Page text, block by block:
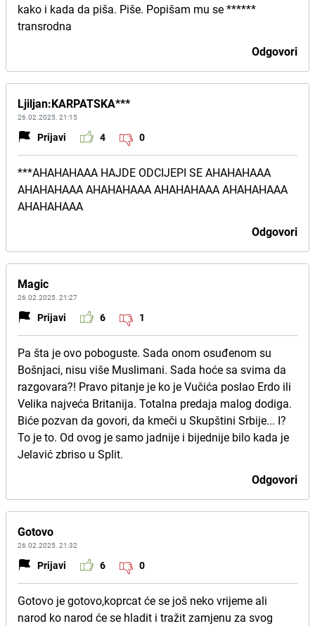
kako i kada da piša. Piše. Popišam mu se ******
transrodna
Odgovori
Ljiljan:KARPATSKA***
26.02.2025. 21:15
Prijavi 4 0
***AHAHAHAAA HAJDE ODCIJEPI SE AHAHAHAAA
AHAHAHAAA AHAHAHAAA AHAHAHAAA AHAHAHAAA
AHAHAHAAA
Odgovori
Magic
26.02.2025. 21:27
Prijavi 6 1
Pa šta je ovo poboguste. Sada onom osuđenom su
Bošnjaci, nisu više Muslimani. Sada hoće sa svima da
razgovara?! Pravo pitanje je ko je Vučića poslao Erdo ili
Velika najveća Britanija. Totalna predaja malog dodiga.
Biće pozvan da govori, da kmeči u Skupštini Srbije... I?
To je to. Od ovog je samo jadnije i bijednije bilo kada je
Jelavić zbriso u Split.
Odgovori
Gotovo
26.02.2025. 21:32
Prijavi 6 0
Gotovo je gotovo,koprcat će se još neko vrijeme ali
narod ko narod će se hladit i tražit zamjenu za svog